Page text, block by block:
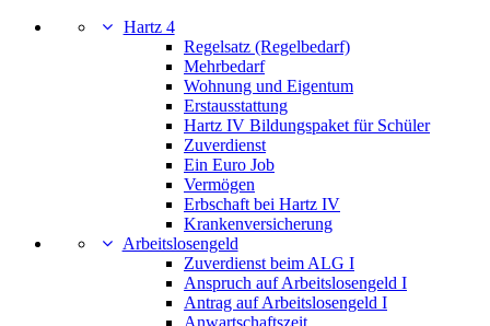
Hartz 4
Regelsatz (Regelbedarf)
Mehrbedarf
Wohnung und Eigentum
Erstausstattung
Hartz IV Bildungspaket für Schüler
Zuverdienst
Ein Euro Job
Vermögen
Erbschaft bei Hartz IV
Krankenversicherung
Arbeitslosengeld
Zuverdienst beim ALG I
Anspruch auf Arbeitslosengeld I
Antrag auf Arbeitslosengeld I
Anwartschaftszeit